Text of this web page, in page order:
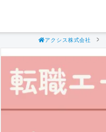
アクシス株式会社